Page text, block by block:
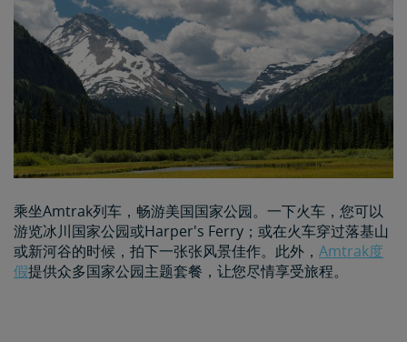
乘坐Amtrak列车，畅游美国国家公园。一下火车，您可以
游览冰川国家公园或Harper's Ferry；或在火车穿过落基山
或新河谷的时候，拍下一张张风景佳作。此外， Amtrak度
假提供众多国家公园主题套餐，让您尽情享受旅程。